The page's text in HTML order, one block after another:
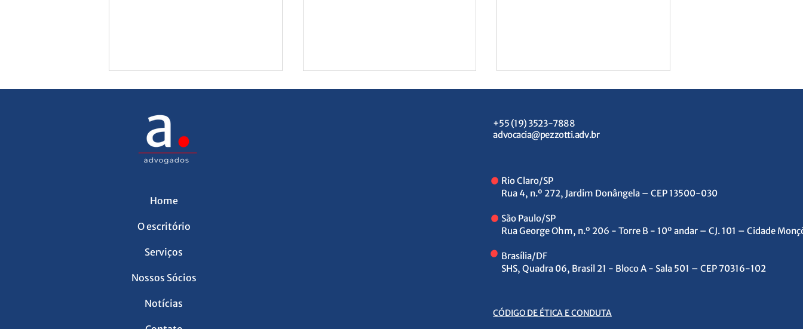
Lei da Reciprocidade
Reciprocidade: quais os
riscos para o brasil?
Home
O escritório
Serviços
Nossos Sócios
Notícias
+55 (19) 3523-7888
advocacia@pezzotti.adv.br
Rio Claro/SP
Rua 4, n.º 272, Jardim Donângela – CEP 13500-030
São Paulo/SP
Rua George Ohm, n.º 206 - Torre B - 10º andar – CJ. 101 – Cidade
Brasília/DF
SHS, Quadra 06, Brasil 21 - Bloco A - Sala 501 – CEP 70316-102
.
.
.
CÓDIGO DE ÉTICA E CONDUTA